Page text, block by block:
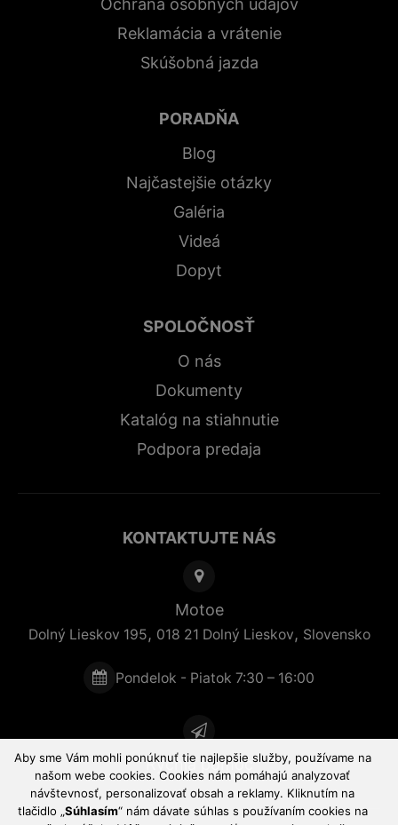
Reklamácia a vrátenie
Skúšobná jazda
PORADŇA
Blog
Najčastejšie otázky
Galéria
Videá
Dopyt
SPOLOČNOSŤ
O nás
Dokumenty
Katalóg na stiahnutie
Podpora predaja
KONTAKTUJTE NÁS
Motoe
Dolný Lieskov 195, 018 21 Dolný Lieskov, Slovensko
Pondelok - Piatok 7:30 – 16:00
Rýchla pomoc
Aby sme Vám mohli ponúknuť tie najlepšie služby, používame na
našom webe cookies. Cookies nám pomáhajú analyzovať
návštevnosť, personalizovať obsah a reklamy. Kliknutím na
tlačidlo „Súhlasím“ nám dávate súhlas s používaním cookies na